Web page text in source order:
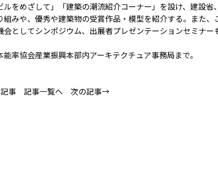
をめざして」「建築の潮流紹介コーナー」を設け、建設省
みや、優秀や建築物の受賞作品・模型を紹介する。また、
としてシンポジウム、出展者プレゼンテーションセミナー
協会産業振興本部内アーキテクチュア事務局まで。
事 記事一覧へ 次の記事→